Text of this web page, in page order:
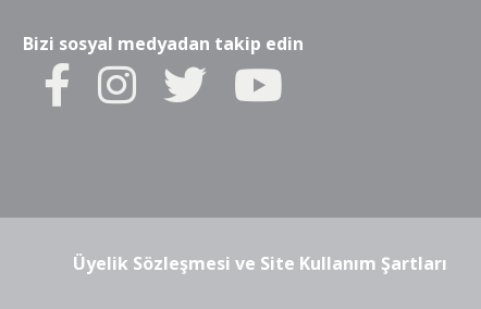
Bizi sosyal medyadan takip edin
Üyelik Sözleşmesi ve Site Kullanım Şartları